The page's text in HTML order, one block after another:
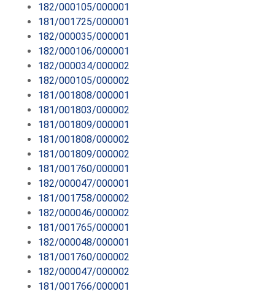
182/000105/000001
181/001725/000001
182/000035/000001
182/000106/000001
182/000034/000002
182/000105/000002
181/001808/000001
181/001803/000002
181/001809/000001
181/001808/000002
181/001809/000002
181/001760/000001
182/000047/000001
181/001758/000002
182/000046/000002
181/001765/000001
182/000048/000001
181/001760/000002
182/000047/000002
181/001766/000001